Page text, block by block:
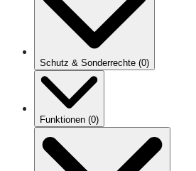
Schutz & Sonderrechte (0)
Funktionen (0)